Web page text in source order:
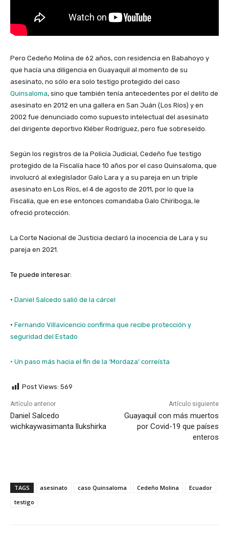
Pero Cedeño Molina de 62 años, con residencia en Babahoyo y
que hacía una diligencia en Guayaquil al momento de su
asesinato, no sólo era solo testigo protegido del caso
Quinsaloma, sino que también tenía antecedentes por el delito de
asesinato en 2012 en una gallera en San Juán (Los Ríos) y en
2002 fue denunciado como supuesto intelectual del asesinato
del dirigente deportivo Kléber Rodríguez, pero fue sobreseído.
Según los registros de la Policía Judicial, Cedeño fue testigo
protegido de la Fiscalía hace 10 años por el caso Quinsaloma, que
involucró al exlegislador Galo Lara y a su pareja en un triple
asesinato en Los Ríos, el 4 de agosto de 2011, por lo que la
Fiscalía, que en ese entonces comandaba Galo Chiriboga, le
ofreció protección.
La Corte Nacional de Justicia declaró la inocencia de Lara y su
pareja en 2021.
Te puede interesar:
· Daniel Salcedo salió de la cárcel
· Fernando Villavicencio confirma que recibe protección y
seguridad del Estado
· Un paso más hacia el fin de la ‘Mordaza’ correísta
Post Views: 569
Artículo anterior
Daniel Salcedo
wichkaywasimanta llukshirka
Artículo siguiente
Guayaquil con más muertos
por Covid-19 que países
enteros
TAGS asesinato caso Quinsaloma Cedeño Molina
Ecuador
testigo